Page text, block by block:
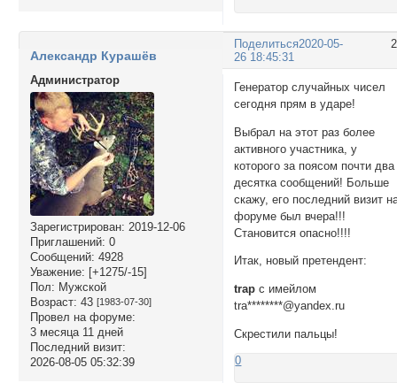
Поделиться2020-05-
26 18:45:31
Александр Курашёв
Администратор
Зарегистрирован: 2019-12-06
Приглашений: 0
Сообщений: 4928
Уважение: [+1275/-15]
Пол: Мужской
Возраст: 43 [1983-07-30]
Провел на форуме:
3 месяца 11 дней
Последний визит:
2026-08-05 05:32:39
Генератор случайных чисел
сегодня прям в ударе!
Выбрал на этот раз более
активного участника, у
которого за поясом почти два
десятка сообщений! Больше
скажу, его последний визит
форуме был вчера!!!
Становится опасно!!!!
Итак, новый претендент:
trap с имейлом
tra********@yandex.ru
Скрестили пальцы!
0